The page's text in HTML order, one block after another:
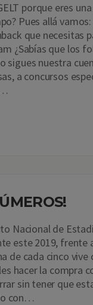
porque eres
Pues allá
que necesitas
¿Sabías que los
sigues nuestra
a concursos
Nacional de
este 2019, frente
de cada cinco
hacer la compra
sin tener que
con…